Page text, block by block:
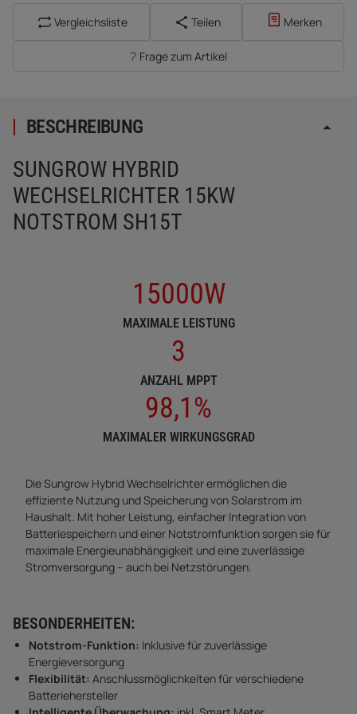
Vergleichsliste Teilen Merken
Frage zum Artikel
BESCHREIBUNG
SUNGROW HYBRID
WECHSELRICHTER 15KW
NOTSTROM SH15T
15000W
MAXIMALE LEISTUNG
3
ANZAHL MPPT
98,1%
MAXIMALER WIRKUNGSGRAD
Die Sungrow Hybrid Wechselrichter ermöglichen die
effiziente Nutzung und Speicherung von Solarstrom im
Haushalt. Mit hoher Leistung, einfacher Integration von
Batteriespeichern und einer Notstromfunktion sorgen sie für
maximale Energieunabhängigkeit und eine zuverlässige
Stromversorgung – auch bei Netzstörungen.
BESONDERHEITEN:
Notstrom-Funktion: Inklusive für zuverlässige
Energieversorgung
Flexibilität: Anschlussmöglichkeiten für verschiedene
Batteriehersteller